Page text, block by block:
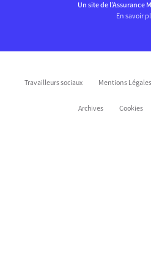
Un site de l’Assurance
En savoir
Travailleurs sociaux Mentions Légales
Archives Cookies